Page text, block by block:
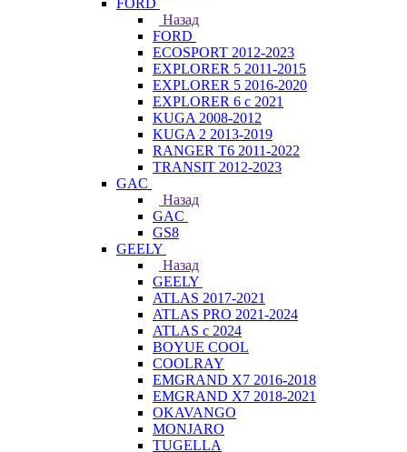
FORD
Назад
FORD
ECOSPORT 2012-2023
EXPLORER 5 2011-2015
EXPLORER 5 2016-2020
EXPLORER 6 с 2021
KUGA 2008-2012
KUGA 2 2013-2019
RANGER T6 2011-2022
TRANSIT 2012-2023
GAC
Назад
GAC
GS8
GEELY
Назад
GEELY
ATLAS 2017-2021
ATLAS PRO 2021-2024
ATLAS с 2024
BOYUE COOL
COOLRAY
EMGRAND X7 2016-2018
EMGRAND X7 2018-2021
OKAVANGO
MONJARO
TUGELLA